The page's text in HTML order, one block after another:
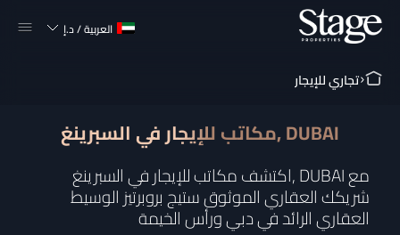
العربية/د.إ
تجاري للإيجار
مكاتب للإيجار في السبرينغ, DUBAI
اكتشف مكاتب للإيجار في السبرينغ, DUBAI مع
شريكك العقاري الموثوق ستيج بروبرتيز الوسيط
العقاري الرائد في دبي ورأس الخيمة